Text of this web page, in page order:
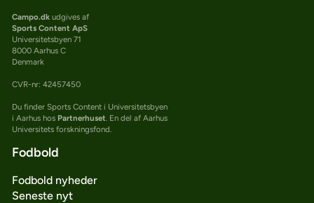
Campo.dkudgives af
Sports Content ApS
Universitetsbyen 71
8000 Aarhus C
Denmark
CVR-nr: 42457450
Du finder Sports Content i Universitetsbyen
i Aarhus hos Partnerhuset . En del af Aarhus
Universitets forskningsfond.
Fodbold
Fodbold nyheder
Seneste nyt